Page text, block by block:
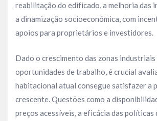
reabilitação do edificado, a melhoria das
a dinamização socioeconómica, com
apoios para proprietários e investidores.
Dado o crescimento das zonas industriais
oportunidades de trabalho, é crucial
habitacional atual consegue satisfazer a
crescente. Questões como a
preços acessíveis, a eficácia das